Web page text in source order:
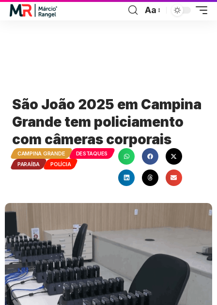
Aa
São João 2025 em Campina
Grande tem policiamento
com câmeras corporais
CAMPINA GRANDE
DESTAQUES
PARAÍBA
POLÍCIA